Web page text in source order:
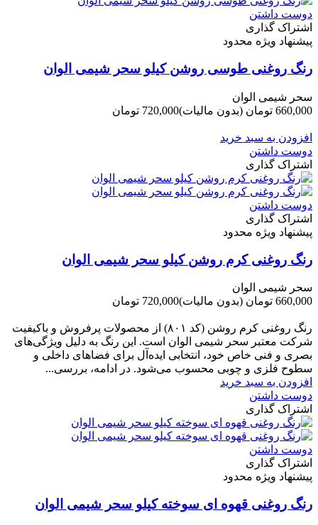
دوست داشتن
اشتراک گذاری
پیشنهاد ویژه محدود
رنگ روغنی طوسی روشن کیلو سحر شیمی الوان
سحر شیمی الوان
660,000 تومان
(بدون مالیات)720,000 تومان
افزودن به سبد خرید
دوست داشتن
اشتراک گذاری
دوست داشتن
اشتراک گذاری
پیشنهاد ویژه محدود
رنگ روغنی کرم روشن کیلو سحر شیمی الوان
سحر شیمی الوان
660,000 تومان
(بدون مالیات)720,000 تومان
رنگ روغنی کرم روشن (کد ۸۰۱) از محصولات پرفروش و باکیفیت
شرکت‌ معتبر سحر شیمی الوان است. این رنگ به دلیل ویژگی‌های
بصری و فنی خاص خود، انتخابی ایده‌آل برای فضاهای داخلی و
سطوح فلزی و چوبی محسوب می‌شود. در ادامه، بررسی...
افزودن به سبد خرید
دوست داشتن
اشتراک گذاری
دوست داشتن
اشتراک گذاری
پیشنهاد ویژه محدود
رنگ روغنی قهوه ای سوخته کیلو سحر شیمی الوان